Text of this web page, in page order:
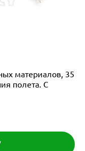
материалов, 35
полета. С